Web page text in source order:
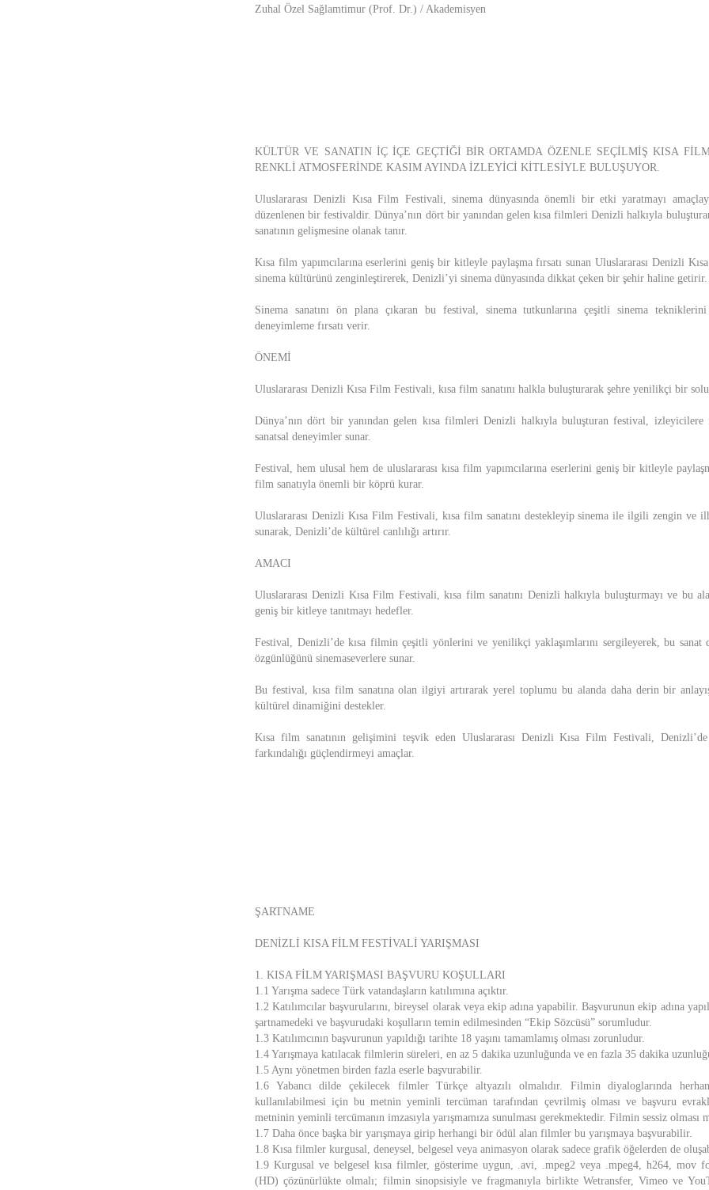
Zuhal Özel Sağlamtimur (Prof. Dr.) / Akademisyen
KÜLTÜR VE SANATIN İÇ İÇE GEÇTİĞİ BİR ORTAMDA ÖZENLE SEÇİLMİŞ KISA
RENKLİ ATMOSFERİNDE KASIM AYINDA İZLEYİCİ KİTLESİYLE BULUŞUYOR.
Uluslararası Denizli Kısa Film Festivali, sinema dünyasında önemli bir etki yaratmayı
düzenlenen bir festivaldir. Dünya’nın dört bir yanından gelen kısa filmleri Denizli halkıyla
sanatının gelişmesine olanak tanır.
Kısa film yapımcılarına eserlerini geniş bir kitleyle paylaşma fırsatı sunan Uluslararası Denizli
sinema kültürünü zenginleştirerek, Denizli’yi sinema dünyasında dikkat çeken bir şehir haline getirir.
Sinema sanatını ön plana çıkaran bu festival, sinema tutkunlarına çeşitli sinema
deneyimleme fırsatı verir.
ÖNEMİ
Uluslararası Denizli Kısa Film Festivali, kısa film sanatını halkla buluşturarak şehre yenilikçi bir
Dünya’nın dört bir yanından gelen kısa filmleri Denizli halkıyla buluşturan festival, izleyicilere
sanatsal deneyimler sunar.
Festival, hem ulusal hem de uluslararası kısa film yapımcılarına eserlerini geniş bir kitleyle
film sanatıyla önemli bir köprü kurar.
Uluslararası Denizli Kısa Film Festivali, kısa film sanatını destekleyip sinema ile ilgili zengin ve
sunarak, Denizli’de kültürel canlılığı artırır.
AMACI
Uluslararası Denizli Kısa Film Festivali, kısa film sanatını Denizli halkıyla buluşturmayı ve bu
geniş bir kitleye tanıtmayı hedefler.
Festival, Denizli’de kısa filmin çeşitli yönlerini ve yenilikçi yaklaşımlarını sergileyerek, bu sanat
özgünlüğünü sinemaseverlere sunar.
Bu festival, kısa film sanatına olan ilgiyi artırarak yerel toplumu bu alanda daha derin bir
kültürel dinamiğini destekler.
Kısa film sanatının gelişimini teşvik eden Uluslararası Denizli Kısa Film Festivali,
farkındalığı güçlendirmeyi amaçlar.
ŞARTNAME
DENİZLİ KISA FİLM FESTİVALİ YARIŞMASI
1. KISA FİLM YARIŞMASI BAŞVURU KOŞULLARI
1.1 Yarışma sadece Türk vatandaşların katılımına açıktır.
1.2 Katılımcılar başvurularını, bireysel olarak veya ekip adına yapabilir. Başvurunun ekip adına
şartnamedeki ve başvurudaki koşulların temin edilmesinden “Ekip Sözcüsü” sorumludur.
1.3 Katılımcının başvurunun yapıldığı tarihte 18 yaşını tamamlamış olması zorunludur.
1.4 Yarışmaya katılacak filmlerin süreleri, en az 5 dakika uzunluğunda ve en fazla 35 dakika
1.5 Aynı yönetmen birden fazla eserle başvurabilir.
1.6 Yabancı dilde çekilecek filmler Türkçe altyazılı olmalıdır. Filmin diyaloglarında
kullanılabilmesi için bu metnin yeminli tercüman tarafından çevrilmiş olması ve başvuru
metninin yeminli tercümanın imzasıyla yarışmamıza sunulması gerekmektedir. Filmin sessiz olması
1.7 Daha önce başka bir yarışmaya girip herhangi bir ödül alan filmler bu yarışmaya başvurabilir.
1.8 Kısa filmler kurgusal, deneysel, belgesel veya animasyon olarak sadece grafik öğelerden de
1.9 Kurgusal ve belgesel kısa filmler, gösterime uygun, .avi, .mpeg2 veya .mpeg4, h264, mov
(HD) çözünürlükte olmalı; filmin sinopsisiyle ve fragmanıyla birlikte Wetransfer, Vimeo ve